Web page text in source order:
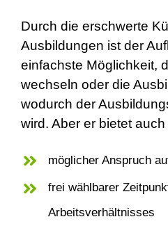
Durch die erschwerte
Ausbildungen ist der
einfachste Möglichkeit,
wechseln oder die
wodurch der
wird. Aber er bietet
möglicher Anspruch
frei wählbarer
Arbeitsverhältnisses